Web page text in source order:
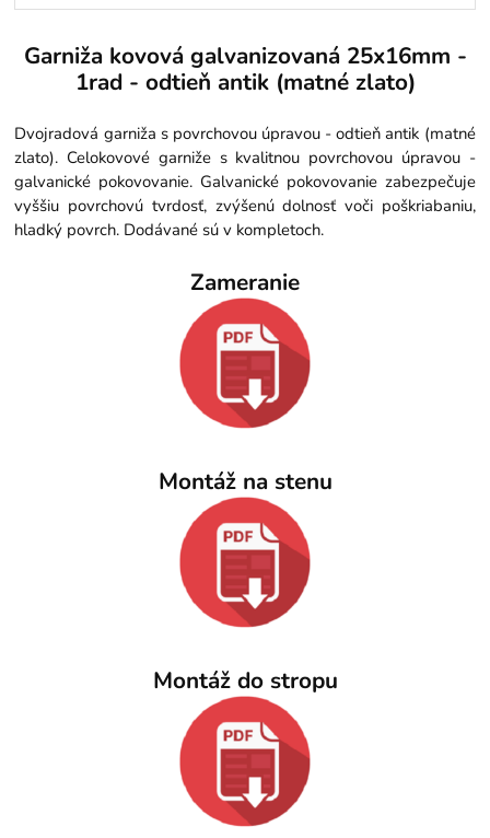
Garniža kovová galvanizovaná 25x16mm -
1rad - odtieň antik (matné zlato)
Dvojradová garniža s povrchovou úpravou - odtieň antik (matné
zlato). Celokovové garniže s kvalitnou povrchovou úpravou -
galvanické pokovovanie. Galvanické pokovovanie zabezpečuje
vyššiu povrchovú tvrdosť, zvýšenú dolnosť voči poškriabaniu,
hladký povrch. Dodávané sú v kompletoch.
Zameranie
Montáž na stenu
Montáž do stropu